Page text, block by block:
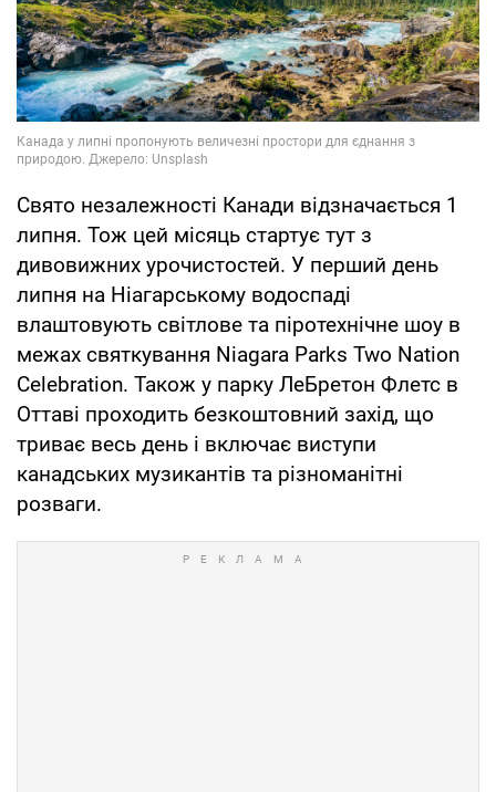
Свято незалежності Канади відзначається 1
липня. Тож цей місяць стартує тут з
дивовижних урочистостей. У перший день
липня на Ніагарському водоспаді
влаштовують світлове та піротехнічне шоу в
межах святкування Niagara Parks Two Nation
Celebration. Також у парку ЛеБретон Флетс в
Оттаві проходить безкоштовний захід, що
триває весь день і включає виступи
канадських музикантів та різноманітні
розваги.